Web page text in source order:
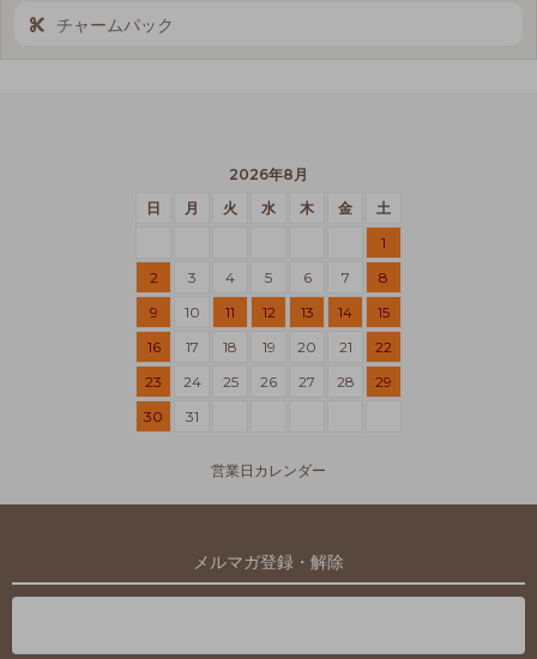
チャームパック
2026年8月
日
月 火 水 木 金
土
1
2
3 4 5 6 7
8
9
10 11 12 13 14
15
16
17 18 19 20 21
22
23
24 25 26 27 28
29
30
31
営業日カレンダー
メルマガ登録・解除